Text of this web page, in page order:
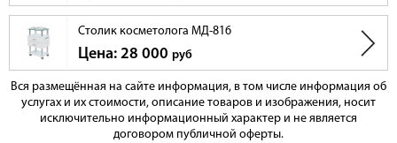
Столик косметолога МД-816
Цена: 28 000 руб
Вся размещённая на сайте информация, в том числе информация об
услугах и их стоимости, описание товаров и изображения, носит
исключительно информационный характер и не является
договором публичной оферты.